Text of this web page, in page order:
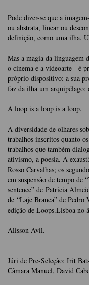
Pode dizer-se que a
ou abstrata, linear ou
definição, como uma ilha.
Mas a magia da linguagem
o cinema e a videoarte - é
próprio dispositivo; a sua
faz da ilha um arquipélago;
A loop is a loop is a loop.
A diversidade de olhares
trabalhos inscritos quanto
trabalhos que também
ativismo, a poesia. A
Rosso Carvalhas; os
em suspensão de tempo
sentence” de Patrícia
de “Laje Branca” de Pedro
edição de Loops.Lisboa no
Alisson Avil.
Júri de Pre-Seleção: Irit
Câmara Manuel, David